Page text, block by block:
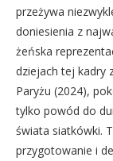
przeżywa
doniesienia z
żeńska
dziejach tej kadry
Paryżu (2024),
tylko powód do
świata siatkówki.
przygotowanie i